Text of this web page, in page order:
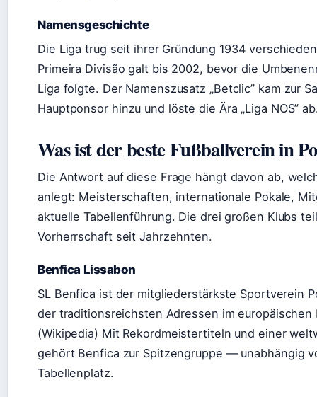
Namensgeschichte
Die Liga trug seit ihrer Gründung 1934
Primeira Divisão galt bis 2002, bevor die
Liga folgte. Der Namenszusatz „Betclic” kam zur
Hauptponsor hinzu und löste die Ära „Liga NOS”
Was ist der beste Fußballverein in
Die Antwort auf diese Frage hängt davon ab,
anlegt: Meisterschaften, internationale Pokale,
aktuelle Tabellenführung. Die drei großen Klubs
Vorherrschaft seit Jahrzehnten.
Benfica Lissabon
SL Benfica ist der mitgliederstärkste Sportverein
der traditionsreichsten Adressen im europäischen
(Wikipedia) Mit Rekordmeistertiteln und einer
gehört Benfica zur Spitzengruppe — unabhängig
Tabellenplatz.